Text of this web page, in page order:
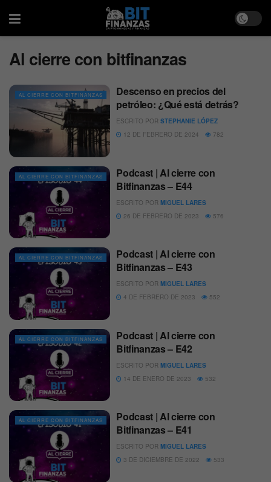
Al cierre con bitfinanzas
AL CIERRE CON BITFINANZAS
Descenso en precios del
petróleo: ¿Qué está detrás?
ESCRITO POR STEPHANIE LÓPEZ
12 DE FEBRERO DE 2024
782
AL CIERRE CON BITFINANZAS
Podcast | Al cierre con
Bitfinanzas – E44
ESCRITO POR MIGUEL LARES
26 DE FEBRERO DE 2023
576
AL CIERRE CON BITFINANZAS
Podcast | Al cierre con
Bitfinanzas – E43
ESCRITO POR MIGUEL LARES
4 DE FEBRERO DE 2023
552
AL CIERRE CON BITFINANZAS
Podcast | Al cierre con
Bitfinanzas – E42
ESCRITO POR MIGUEL LARES
14 DE ENERO DE 2023
532
AL CIERRE CON BITFINANZAS
Podcast | Al cierre con
Bitfinanzas – E41
ESCRITO POR MIGUEL LARES
3 DE DICIEMBRE DE 2022
533